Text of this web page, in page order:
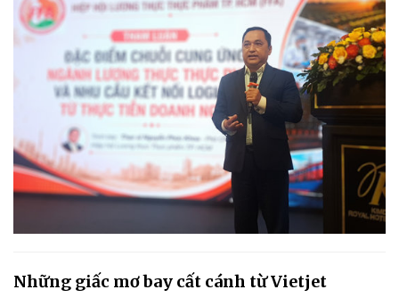
Những giấc mơ bay cất cánh từ Vietjet